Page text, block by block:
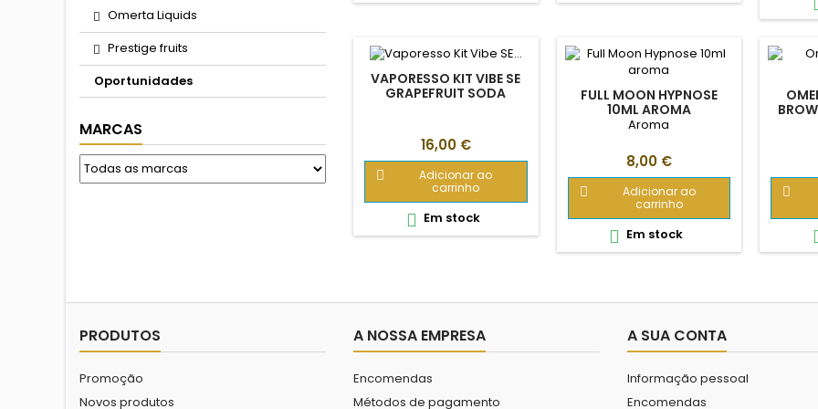
Omerta Liquids
Prestige fruits
Oportunidades
MARCAS
VAPORESSO KIT VIBE SE
GRAPEFRUIT SODA
Preço
16,00 €

Adicionar ao
carrinho
 Em stock
FULL MOON HYPNOSE
10ML AROMA
Aroma
Preço
8,00 €

Adicionar ao
carrinho
 Em stock

PRODUTOS
Promoção
Novos produtos
A NOSSA EMPRESA
Encomendas
Métodos de pagamento
A SUA CONTA
Informação pessoal
Encomendas